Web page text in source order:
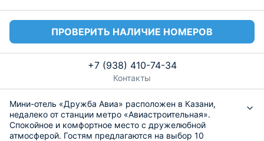
ПРОВЕРИТЬ НАЛИЧИЕ НОМЕРОВ
+7 (938) 410-74-34
Контакты
Мини-отель «Дружба Авиа» расположен в Казани,
недалеко от станции метро «Авиастроительная».
Спокойное и комфортное место с дружелюбной
атмосферой. Гостям предлагаются на выбор 10